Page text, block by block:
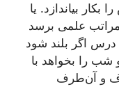
بیاندازد. یا
علمی برسد
درس اگر بلند شود
شب را بخواهد با
و آن‌طرف